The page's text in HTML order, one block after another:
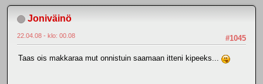
Joniväinö
#1045
22.04.08 - klo: 00.08
Taas ois makkaraa mut onnistuin saamaan itteni kipeeks...